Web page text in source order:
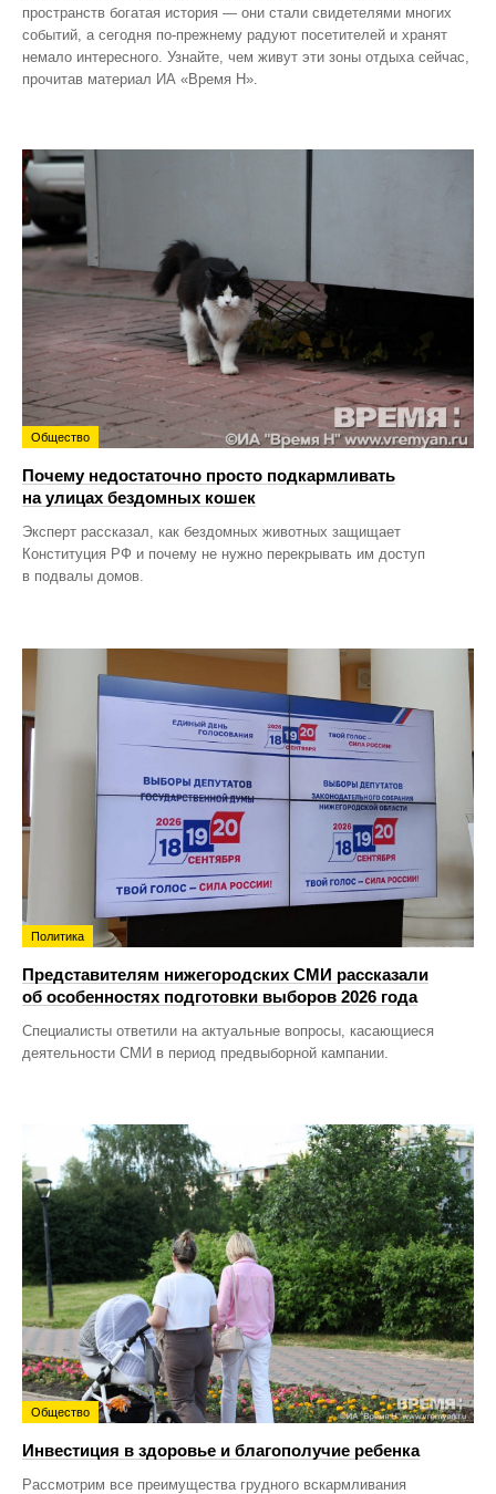
пространств богатая история — они стали свидетелями многих
событий, а сегодня по‑прежнему радуют посетителей и хранят
немало интересного. Узнайте, чем живут эти зоны отдыха сейчас,
прочитав материал ИА «Время Н».
Общество
Почему недостаточно просто подкармливать
на улицах бездомных кошек
Эксперт рассказал, как бездомных животных защищает
Конституция РФ и почему не нужно перекрывать им доступ
в подвалы домов.
Политика
Представителям нижегородских СМИ рассказали
об особенностях подготовки выборов 2026 года
Специалисты ответили на актуальные вопросы, касающиеся
деятельности СМИ в период предвыборной кампании.
Общество
Инвестиция в здоровье и благополучие ребенка
Рассмотрим все преимущества грудного вскармливания